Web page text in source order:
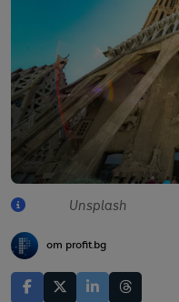
Unsplash
от profit.bg